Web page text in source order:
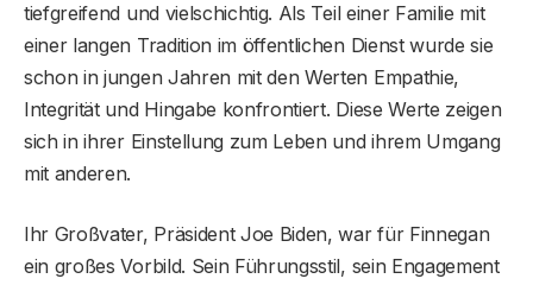
tiefgreifend und vielschichtig. Als Teil einer Familie mit
einer langen Tradition im öffentlichen Dienst wurde sie
schon in jungen Jahren mit den Werten Empathie,
Integrität und Hingabe konfrontiert. Diese Werte zeigen
sich in ihrer Einstellung zum Leben und ihrem Umgang
mit anderen.
Ihr Großvater, Präsident Joe Biden, war für Finnegan
ein großes Vorbild. Sein Führungsstil, sein Engagement